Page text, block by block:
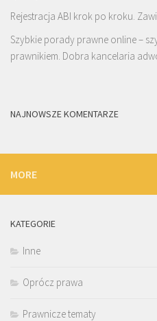
Rejestracja ABI krok po kroku.
Szybkie porady prawne online –
prawnikiem. Dobra kancelaria
NAJNOWSZE KOMENTARZE
MORE
KATEGORIE
Inne
Oprócz prawa
Prawnicze tematy